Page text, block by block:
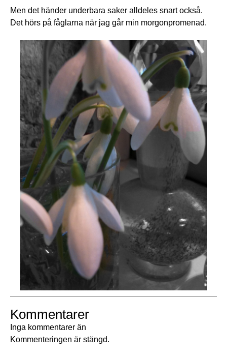
Men det händer underbara saker alldeles snart också.
Det hörs på fåglarna när jag går min morgonpromenad.
Kommentarer
Inga kommentarer än
Kommenteringen är stängd.